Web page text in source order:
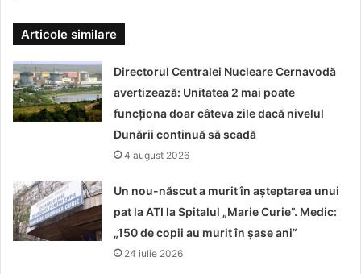
Articole similare
Directorul Centralei Nucleare Cernavodă
avertizează: Unitatea 2 mai poate
funcționa doar câteva zile dacă nivelul
Dunării continuă să scadă
4 august 2026
Un nou-născut a murit în așteptarea unui
pat la ATI la Spitalul „Marie Curie”. Medic:
„150 de copii au murit în șase ani”
24 iulie 2026